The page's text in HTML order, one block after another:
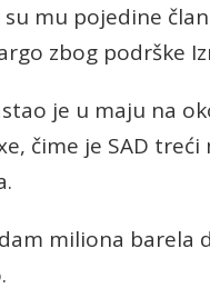
mu pojedine
zbog podrške
je u maju na
čime je SAD
miliona barela